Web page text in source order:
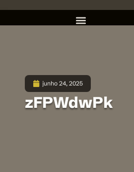
junho 24, 2025
zFPWdwPk